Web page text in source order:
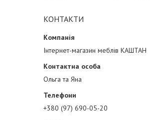
КОНТАКТИ
Інтернет-магазин меблів КАШТАН
Ольга та Яна
+380 (97) 690-05-20